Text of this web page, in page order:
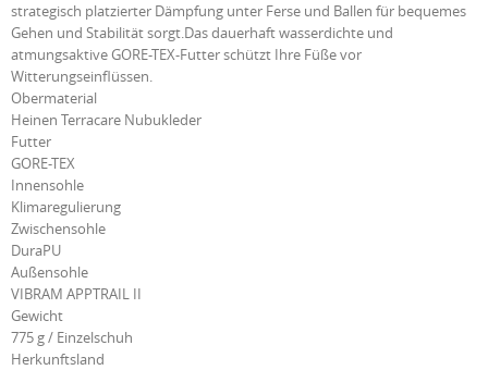
strategisch platzierter Dämpfung unter Ferse und Ballen für bequemes
Gehen und Stabilität sorgt.Das dauerhaft wasserdichte und
atmungsaktive GORE-TEX-Futter schützt Ihre Füße vor
Witterungseinflüssen.
Obermaterial
Heinen Terracare Nubukleder
Futter
GORE-TEX
Innensohle
Klimaregulierung
Zwischensohle
DuraPU
Außensohle
VIBRAM APPTRAIL II
Gewicht
775 g / Einzelschuh
Herkunftsland